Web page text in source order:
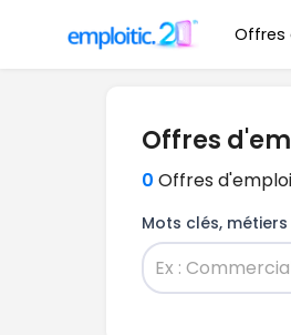
Offres
Offres
0 Offres
Mots clés, métiers